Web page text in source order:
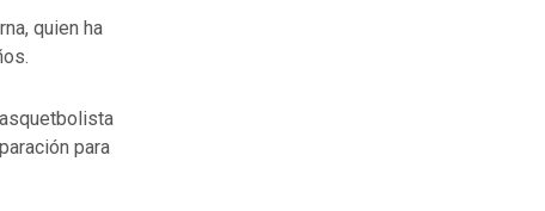
quien ha
para